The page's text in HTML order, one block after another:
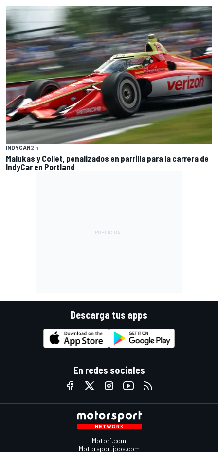
INDYCAR2 h
Malukas y Collet, penalizados en parrilla para la carrera de
IndyCar en Portland
Descarga tus apps
En redes sociales
Motor1.com
Motorsportjobs.com